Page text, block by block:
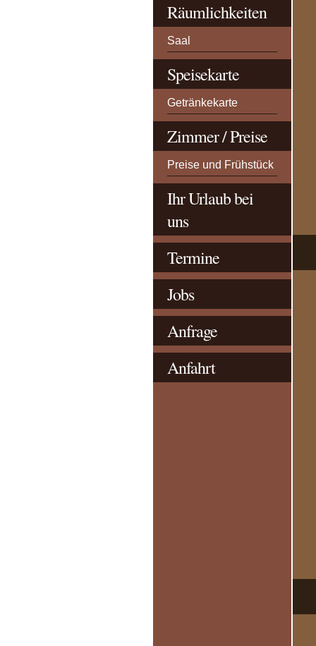
Räumlichkeiten
Saal
Speisekarte
Getränkekarte
Zimmer / Preise
Preise und Frühstück
Ihr Urlaub bei
uns
Termine
Jobs
Anfrage
Anfahrt